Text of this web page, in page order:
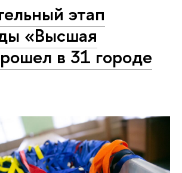
этап
«Высшая
в 31 городе